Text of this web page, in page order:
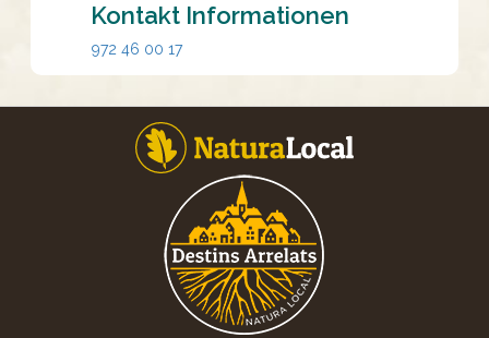
Kontakt Informationen
972 46 00 17